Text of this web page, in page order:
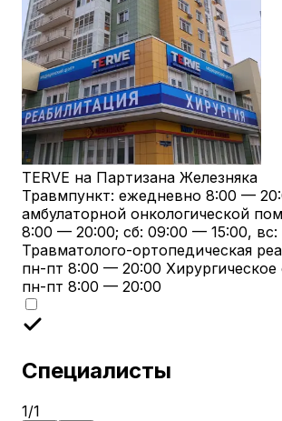
TERVE на Партизана Железняка
Травмпункт: ежедневно 8:00 —
амбулаторной онкологической
8:00 — 20:00; сб: 09:00 — 15:00,
Травматолого-ортопедическая
пн-пт 8:00 — 20:00 Хирургическое
пн-пт 8:00 — 20:00
Специалисты
1/1